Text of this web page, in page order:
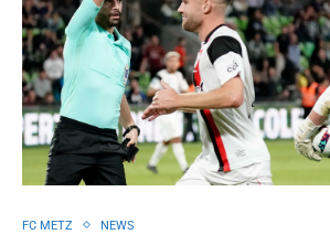
FC METZ NEWS